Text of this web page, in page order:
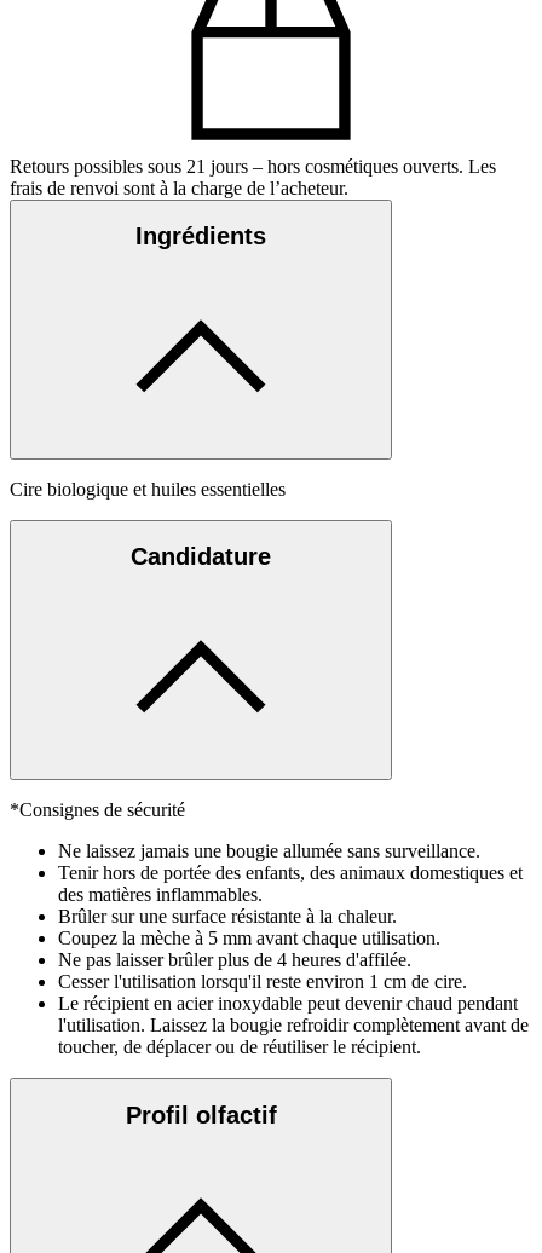
Retours possibles sous 21 jours – hors cosmétiques ouverts. Les
frais de renvoi sont à la charge de l’acheteur.
Ingrédients
Cire biologique et huiles essentielles
Candidature
*Consignes de sécurité
Ne laissez jamais une bougie allumée sans surveillance.
Tenir hors de portée des enfants, des animaux domestiques et
des matières inflammables.
Brûler sur une surface résistante à la chaleur.
Coupez la mèche à 5 mm avant chaque utilisation.
Ne pas laisser brûler plus de 4 heures d'affilée.
Cesser l'utilisation lorsqu'il reste environ 1 cm de cire.
Le récipient en acier inoxydable peut devenir chaud pendant
l'utilisation. Laissez la bougie refroidir complètement avant de
toucher, de déplacer ou de réutiliser le récipient.
Profil olfactif